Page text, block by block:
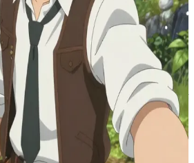
przygód z innego świata
biurowym, dopóki nie został
jako protagonista typu isekai. Jako
przygód łączy elementy stroju
rynsztunkiem. Użytkownik jest innym
na szlaku, z którym Zephyr postanowił
zadań.